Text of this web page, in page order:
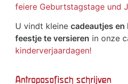
feiere Geburtstagstage und
U vindt kleine cadeautjes en
feestje te versieren in onze
kinderverjaardagen!
Antroposofisch schrijven